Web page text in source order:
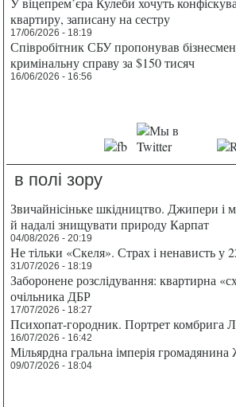
квартиру, записану на сестру
17/06/2026 - 18:19
Співробітник СБУ пропонував
кримінальну справу за $150 тисяч
16/06/2026 - 16:56
в полі зору
Звичайнісіньке шкідництво. Джипери і
й надалі знищувати природу Карпат
04/08/2026 - 20:19
Не тільки «Скеля». Страх і ненависть
31/07/2026 - 18:19
Заборонене розслідування: квартирна
очільника ДБР
17/07/2026 - 18:27
Психопат-городник. Портрет комбрига
16/07/2026 - 16:42
Мільярдна гральна імперія
09/07/2026 - 18:04